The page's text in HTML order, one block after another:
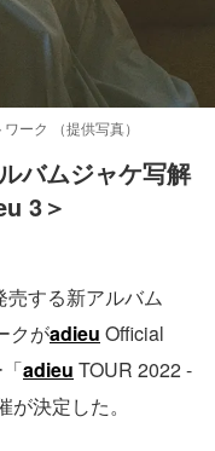
ーク （提供写真）
バムジャケ写解
3＞
売する新アルバム
クがadieu Official
adieu TOUR 2022 -
決定した。